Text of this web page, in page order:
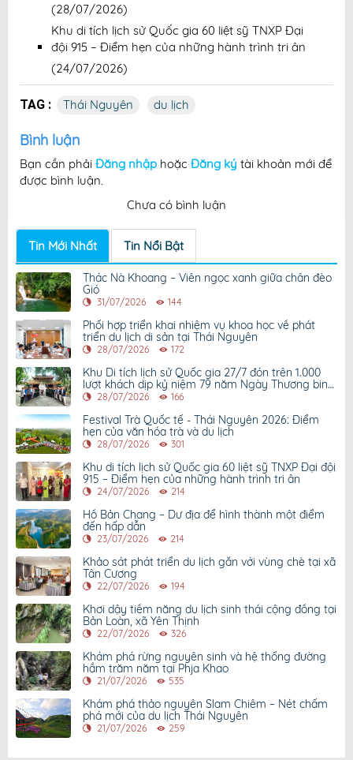
(28/07/2026)
Khu di tích lịch sử Quốc gia 60 liệt sỹ TNXP Đại
đội 915 – Điểm hẹn của những hành trình tri ân
(24/07/2026)
TAG : Thái Nguyên du lịch
Bình luận
Bạn cần phải Đăng nhập hoặc Đăng ký tài khoản mới để
được bình luận.
Chưa có bình luận
Tin Mới Nhất Tin Nổi Bật
Thác Nà Khoang – Viên ngọc xanh giữa chân đèo
Gió
31/07/2026 144
Phối hợp triển khai nhiệm vụ khoa học về phát
triển du lịch di sản tại Thái Nguyên
28/07/2026 172
Khu Di tích lịch sử Quốc gia 27/7 đón trên 1.000
lượt khách dịp kỷ niệm 79 năm Ngày Thương binh
- Liệt sỹ
28/07/2026 166
Festival Trà Quốc tế - Thái Nguyên 2026: Điểm
hẹn của văn hóa trà và du lịch
28/07/2026 301
Khu di tích lịch sử Quốc gia 60 liệt sỹ TNXP Đại đội
915 – Điểm hẹn của những hành trình tri ân
24/07/2026 214
Hồ Bản Chang – Dư địa để hình thành một điểm
đến hấp dẫn
23/07/2026 214
Khảo sát phát triển du lịch gắn với vùng chè tại xã
Tân Cương
22/07/2026 194
Khơi dậy tiềm năng du lịch sinh thái cộng đồng tại
Bản Loàn, xã Yên Thịnh
22/07/2026 326
Khám phá rừng nguyên sinh và hệ thống đường
hầm trăm năm tại Phja Khao
21/07/2026 535
Khám phá thảo nguyên Slam Chiêm – Nét chấm
phá mới của du lịch Thái Nguyên
21/07/2026 259